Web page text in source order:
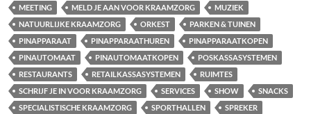
MEETING
MELD JE AAN VOOR KRAAMZORG
MUZIEK
NATUURLIJKE KRAAMZORG
ORKEST
PARKEN & TUINEN
PINAPPARAAT
PINAPPARAATHUREN
PINAPPARAATKOPEN
PINAUTOMAAT
PINAUTOMAATKOPEN
POSKASSASYSTEMEN
RESTAURANTS
RETAILKASSASYSTEMEN
RUIMTES
SCHRIJF JE IN VOOR KRAAMZORG
SERVICES SHOW
SNACKS
SPECIALISTISCHE KRAAMZORG
SPORTHALLEN SPREKER